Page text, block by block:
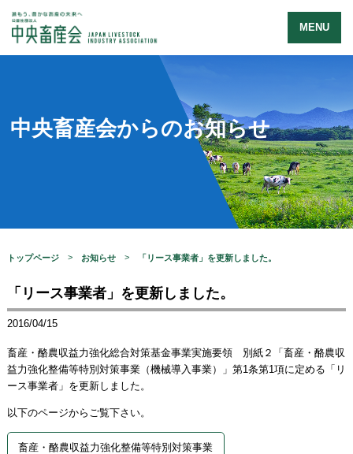
MENU
中央畜産会からのお知らせ
トップページ お知らせ 「リース事業者」を更新しました。
「リース事業者」を更新しました。
2016/04/15
畜産・酪農収益力強化総合対策基金事業実施要領 別紙２「畜産・酪農収
益力強化整備等特別対策事業（機械導入事業）」第1条第1項に定める「リ
ース事業者」を更新しました。
以下のページからご覧下さい。
畜産・酪農収益力強化整備等特別対策事業